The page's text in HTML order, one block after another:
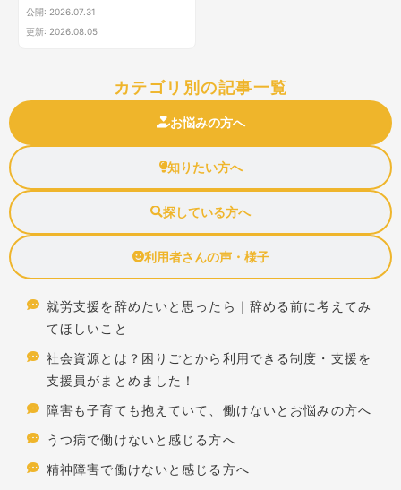
公開: 2026.07.31
更新: 2026.08.05
カテゴリ別の記事一覧
お悩みの方へ
知りたい方へ
探している方へ
利用者さんの声・様子
就労支援を辞めたいと思ったら｜辞める前に考えてみ
てほしいこと
社会資源とは？困りごとから利用できる制度・支援を
支援員がまとめました！
障害も子育ても抱えていて、働けないとお悩みの方へ
うつ病で働けないと感じる方へ
精神障害で働けないと感じる方へ